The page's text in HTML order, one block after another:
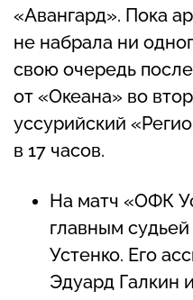
«Авангард». Пока
не набрала ни
свою очередь
от «Океана» во
уссурийский
в 17 часов.
На матч «ОФК
главным
Устенко. Его
Эдуард Галкин